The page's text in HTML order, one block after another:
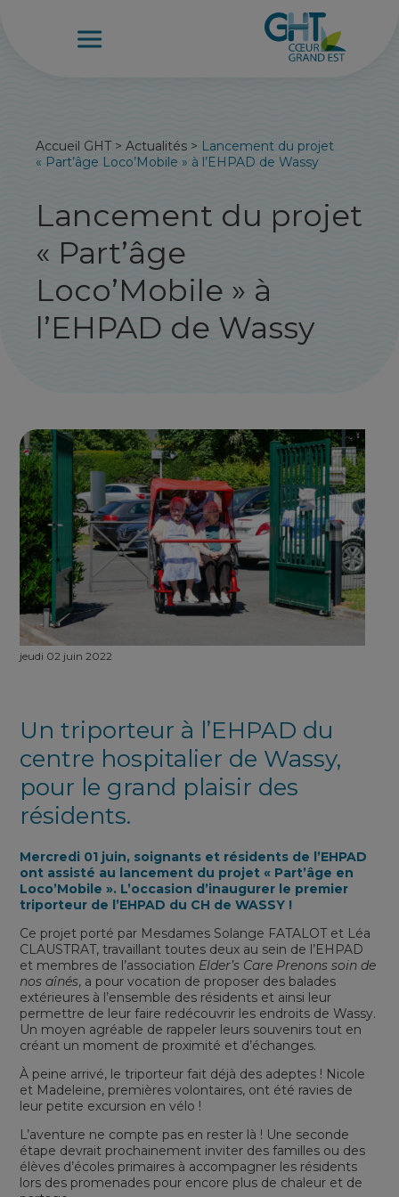
Accueil GHT>Actualités > Lancement du projet
« Part’âge Loco’Mobile » à l’EHPAD de Wassy
Lancement du projet
« Part’âge
Loco’Mobile » à
l’EHPAD de Wassy
jeudi 02 juin 2022
Un triporteur à l’EHPAD du
centre hospitalier de Wassy,
pour le grand plaisir des
résidents.
Mercredi 01 juin, soignants et résidents de l’EHPAD
ont assisté au lancement du projet « Part’âge en
Loco’Mobile ». L’occasion d’inaugurer le premier
triporteur de l’EHPAD du CH de WASSY !
Ce projet porté par Mesdames Solange FATALOT et Léa
CLAUSTRAT, travaillant toutes deux au sein de l’EHPAD
et membres de l’association Elder’s Care Prenons soin de
nos aînés, a pour vocation de proposer des balades
extérieures à l’ensemble des résidents et ainsi leur
permettre de leur faire redécouvrir les endroits de Wassy.
Un moyen agréable de rappeler leurs souvenirs tout en
créant un moment de proximité et d’échanges.
À peine arrivé, le triporteur fait déjà des adeptes ! Nicole
et Madeleine, premières volontaires, ont été ravies de
leur petite excursion en vélo !
L’aventure ne compte pas en rester là ! Une seconde
étape devrait prochainement inviter des familles ou des
élèves d’écoles primaires à accompagner les résidents
lors des promenades pour encore plus de chaleur et de